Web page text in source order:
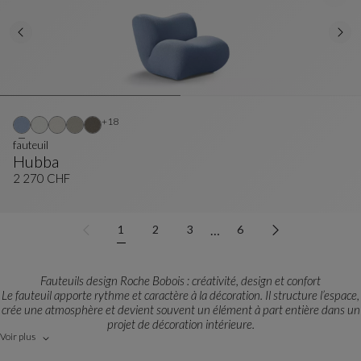
Hubba
Fauteuil
Voir La Description Complète
fauteuil
2 270 CHF
+18Autres coloris : 18 couleurs disponibles
1 2 3 6
Fauteuils design Roche Bobois : créativité, design et confort
Le fauteuil apporte rythme et caractère à la décoration. Il structure l’espace,
crée une atmosphère et devient souvent un élément à part entière dans un
projet de décoration intérieure.
Chaque modèle est issu d’un travail de création mené avec des designers et
Voir plus